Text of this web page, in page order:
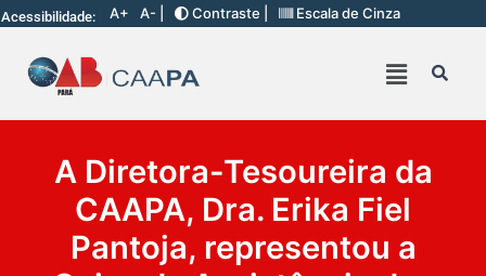
Acessibilidade: A+ A- | Contraste | Escala de Cinza
A Diretora-Tesoureira da
CAAPA, Dra. Erika Fiel
Pantoja, representou a